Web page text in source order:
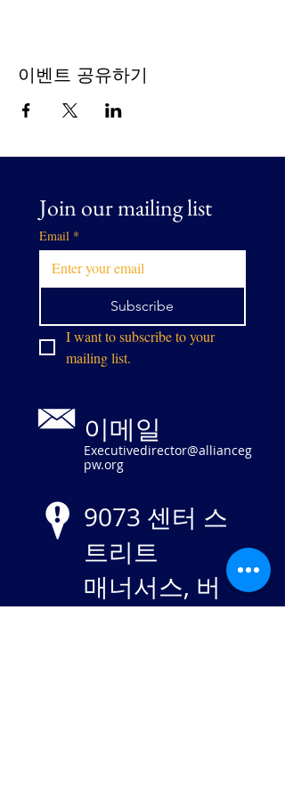
이벤트 공유하기
Join our mailing list
Email *
Subscribe
I want to subscribe to your
mailing list.
이메일
Executivedirector@allianceg
pw.org
9073 센터 스
트리트
매너서스, 버